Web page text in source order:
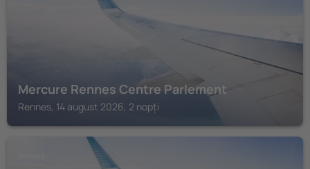
Mercure Rennes Centre Parlement
Rennes, 14 august 2026, 2 nopți